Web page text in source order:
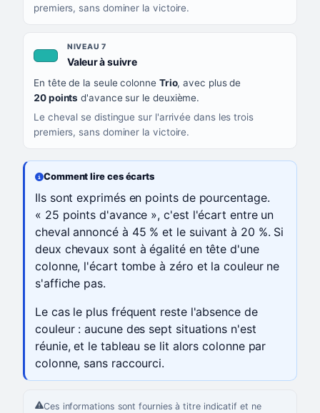
premiers, sans dominer la victoire.
NIVEAU 7
Valeur à suivre, couleur turquoise
En tête de la seule colonne Trio, avec plus de
20 points d'avance sur le deuxième.
Le cheval se distingue sur l'arrivée dans les trois
premiers, sans dominer la victoire.
Comment lire ces écarts
Ils sont exprimés en points de pourcentage.
« 25 points d'avance », c'est l'écart entre un
cheval annoncé à 45 % et le suivant à 20 %. Si
deux chevaux sont à égalité en tête d'une
colonne, l'écart tombe à zéro et la couleur ne
s'affiche pas.
Le cas le plus fréquent reste l'absence de
couleur : aucune des sept situations n'est
réunie, et le tableau se lit alors colonne par
colonne, sans raccourci.
Ces informations sont fournies à titre indicatif et ne